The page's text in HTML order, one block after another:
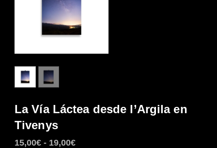
La Vía Láctea desde l’Argila en
Tivenys
15,00€ - 19,00€Rango